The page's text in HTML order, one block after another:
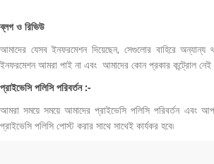
ব্লগ ও রিভিউ
আমাদের যেসব ইনফরমেশন দিয়েছেন, সেগুলোর বাহিরে অন্যান্য
ইনফরমেশন আমরা পাই না এবং আমাদের কোন প্রকার কন্ট্রোল
প্রাইভেসি পলিসি পরিবর্তন :-
আমরা সময়ে সময়ে আমাদের প্রাইভেসি পলিসি পরিবর্তন এবং
প্রাইভেসি পলিসি পোস্ট করার সাথে সাথেই কার্যকর হবে৷